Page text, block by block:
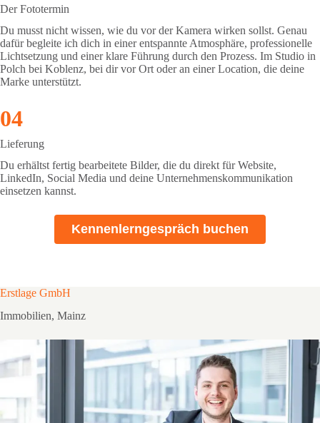
Der Fototermin
Du musst nicht wissen, wie du vor der Kamera wirken sollst. Genau
dafür begleite ich dich in einer entspannte Atmosphäre, professionelle
Lichtsetzung und einer klare Führung durch den Prozess. Im Studio in
Polch bei Koblenz, bei dir vor Ort oder an einer Location, die deine
Marke unterstützt.
04
Lieferung
Du erhältst fertig bearbeitete Bilder, die du direkt für Website,
LinkedIn, Social Media und deine Unternehmenskommunikation
einsetzen kannst.
Kennenlerngespräch buchen
Erstlage GmbH
Immobilien, Mainz